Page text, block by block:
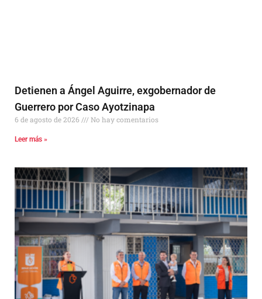
Detienen a Ángel Aguirre, exgobernador de
Guerrero por Caso Ayotzinapa
6 de agosto de 2026 No hay comentarios
Leer más »